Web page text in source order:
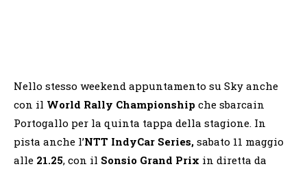
Nello stesso weekend appuntamento su Sky anche
con il World Rally Championship che sbarcain
Portogallo per la quinta tappa della stagione. In
pista anche l’NTT IndyCar Series, sabato 11 maggio
alle 21.25, con il Sonsio Grand Prix in diretta da